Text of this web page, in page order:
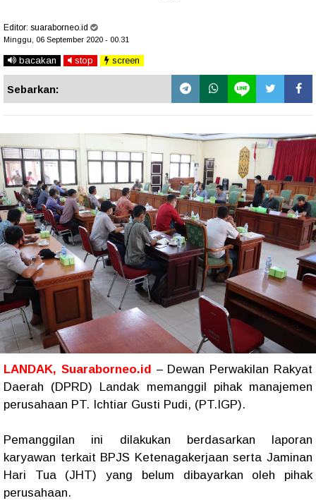
Editor: suaraborneo.id
Minggu, 06 September 2020 - 00.31
bacakan stop screen
Sebarkan:
LANDAK, Suaraborneo.id – Dewan Perwakilan Rakyat
Daerah (DPRD) Landak memanggil pihak manajemen
perusahaan PT. Ichtiar Gusti Pudi, (PT.IGP).
Pemanggilan ini dilakukan berdasarkan laporan
karyawan terkait BPJS Ketenagakerjaan serta Jaminan
Hari Tua (JHT) yang belum dibayarkan oleh pihak
perusahaan.